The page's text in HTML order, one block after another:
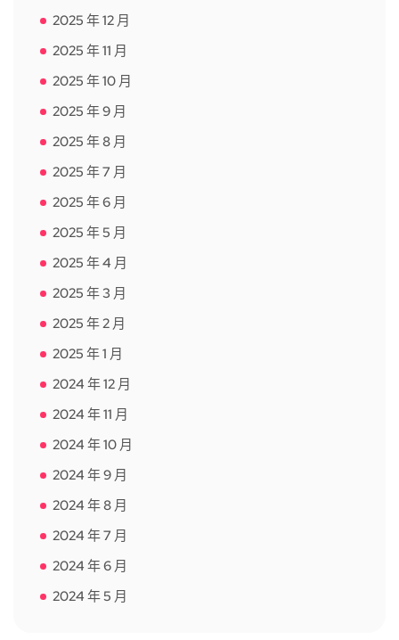
2025 年 12 月
2025 年 11 月
2025 年 10 月
2025 年 9 月
2025 年 8 月
2025 年 7 月
2025 年 6 月
2025 年 5 月
2025 年 4 月
2025 年 3 月
2025 年 2 月
2025 年 1 月
2024 年 12 月
2024 年 11 月
2024 年 10 月
2024 年 9 月
2024 年 8 月
2024 年 7 月
2024 年 6 月
2024 年 5 月